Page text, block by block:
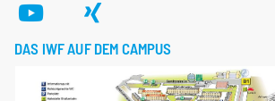
DAS IWF AUF DEM CAMPUS